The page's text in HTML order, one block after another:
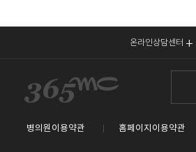
온라인상담센터
병의원이용약관 홈페이지이용약관